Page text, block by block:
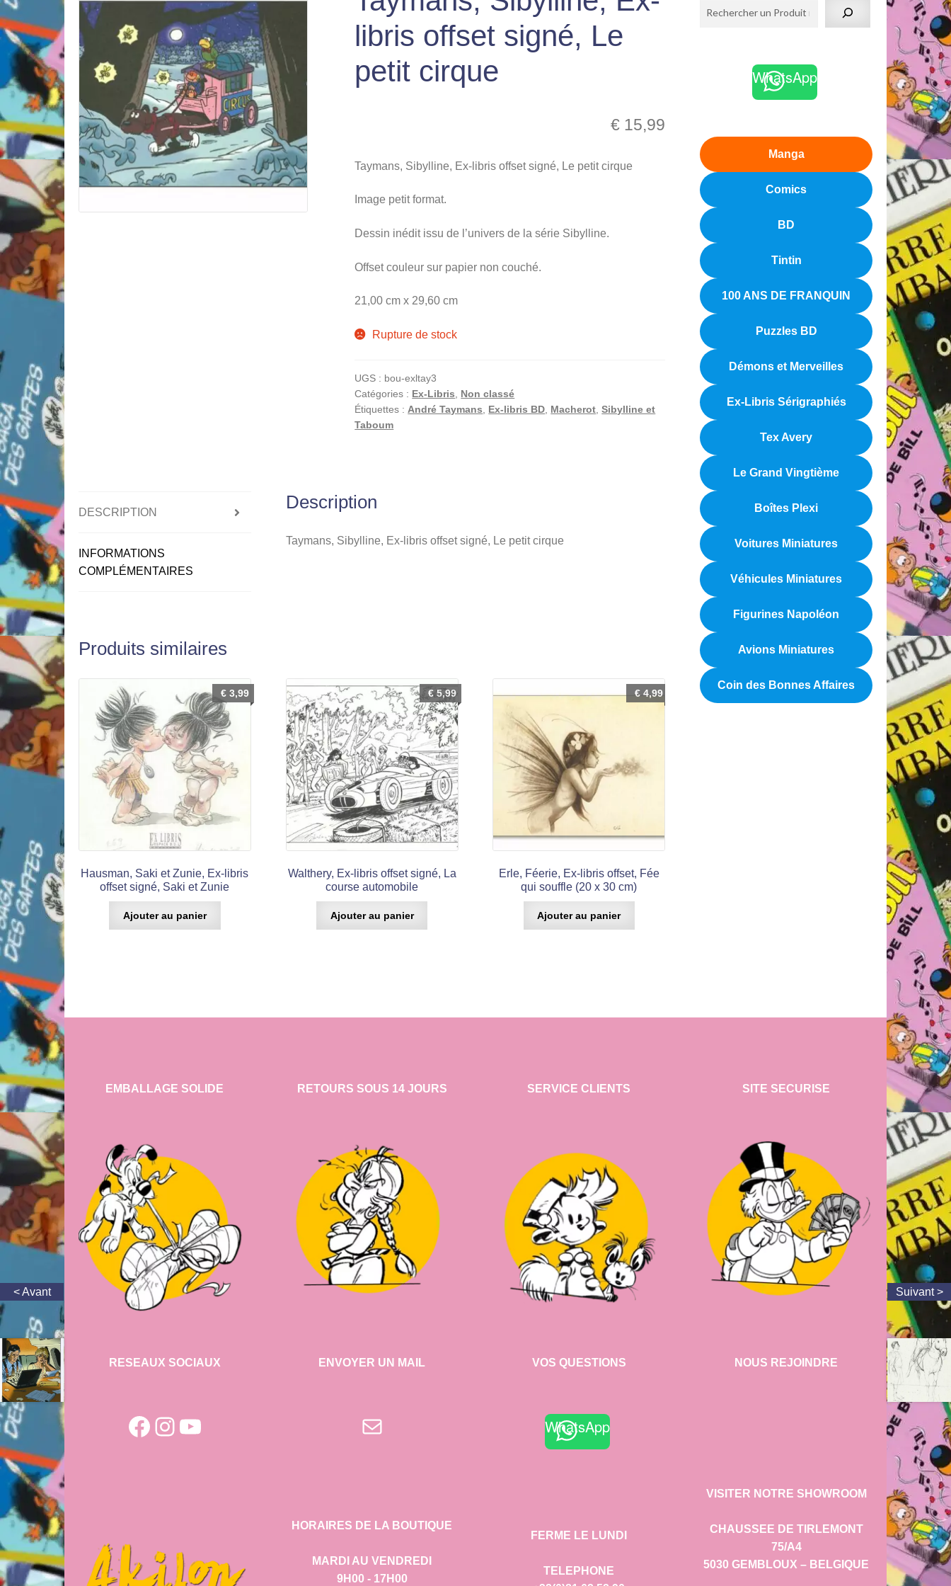
libris offset signé, Le
petit cirque
€ 15,99
Taymans, Sibylline, Ex-libris offset signé, Le petit cirque
Image petit format.
Dessin inédit issu de l’univers de la série Sibylline.
Offset couleur sur papier non couché.
21,00 cm x 29,60 cm
Rupture de stock
UGS : bou-exltay3
Catégories : Ex-Libris
Non classé
Étiquettes : André Taymans Ex-libris BD Macherot ,Sibylline et
Taboum
DESCRIPTION
INFORMATIONS
COMPLÉMENTAIRES
Description
Taymans, Sibylline, Ex-libris offset signé, Le petit cirque
Produits similaires
Hausman, Saki et Zunie, Ex-libris
offset signé, Saki et Zunie
€3,99
Ajouter au panier
Walthery, Ex-libris offset signé, La
course automobile
€5,99
Ajouter au panier
Erle, Féerie, Ex-libris offset, Fée
qui souffle (20 x 30 cm)
€ 4,99
Ajouter au panier
WhatsApp
Manga
Comics
BD
Tintin
100 ANS DE FRANQUIN
Puzzles BD
Démons et Merveilles
Ex-Libris Sérigraphiés
Tex Avery
Le Grand Vingtième
Boîtes Plexi
Voitures Miniatures
Véhicules Miniatures
Figurines Napoléon
Avions Miniatures
Coin des Bonnes Affaires
EMBALLAGE SOLIDE
RESEAUX SOCIAUX
Facebook
Instagram
YouTube
RETOURS SOUS 14 JOURS
ENVOYER UN MAIL
E-mail
HORAIRES DE LA BOUTIQUE
MARDI AU VENDREDI
9H00 - 17H00
SERVICE CLIENTS
VOS QUESTIONS
WhatsApp
FERME LE LUNDI
TELEPHONE
SITE SECURISE
NOUS REJOINDRE
VISITER NOTRE SHOWROOM
CHAUSSEE DE TIRLEMONT
75/A4
5030 GEMBLOUX – BELGIQUE